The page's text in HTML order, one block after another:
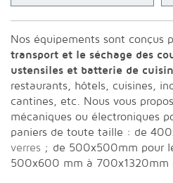
Nos équipements sont conçus
transport et le séchage des
ustensiles et batterie de
restaurants, hôtels, cuisines,
cantines, etc. Nous vous
mécaniques ou électroniques
paniers de toute taille : de
verres ; de 500x500mm pour
500x600 mm à 700x1320mm